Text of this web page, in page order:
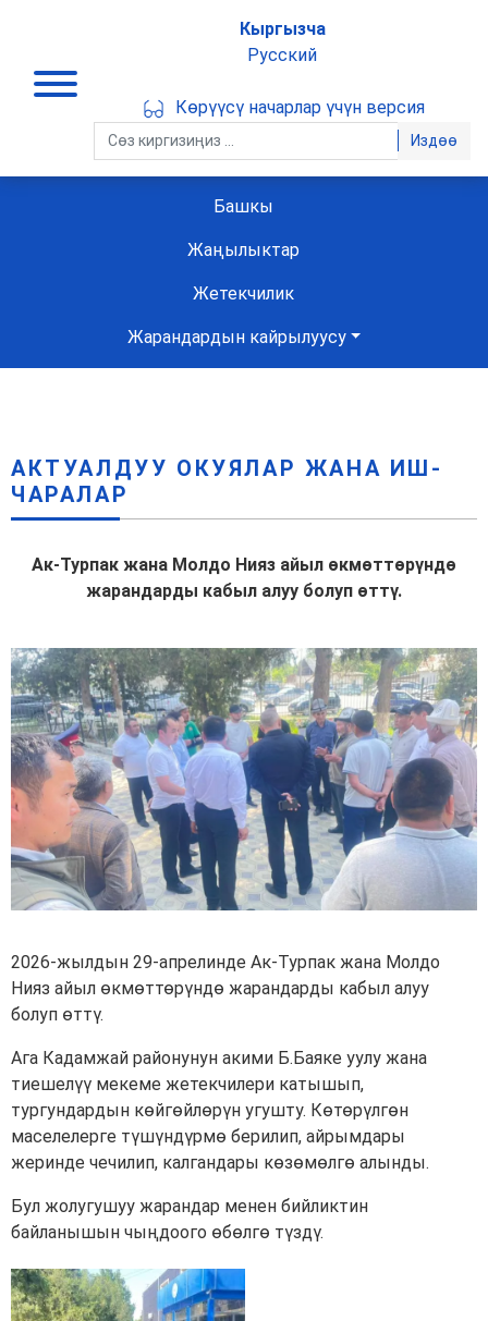
Кыргызча
Русский
Көрүүсү начарлар үчүн версия
Издөө
Башкы
Жаңылыктар
Жетекчилик
Жарандардын кайрылуусу
АКТУАЛДУУ ОКУЯЛАР ЖАНА ИШ-
ЧАРАЛАР
Ак-Турпак жана Молдо Нияз айыл өкмөттөрүндө
жарандарды кабыл алуу болуп өттү.
2026-жылдын 29-апрелинде Ак-Турпак жана Молдо
Нияз айыл өкмөттөрүндө жарандарды кабыл алуу
болуп өттү.
Ага Кадамжай районунун акими Б.Баяке уулу жана
тиешелүү мекеме жетекчилери катышып,
тургундардын көйгөйлөрүн угушту. Көтөрүлгөн
маселелерге түшүндүрмө берилип, айрымдары
жеринде чечилип, калгандары көзөмөлгө алынды.
Бул жолугушуу жарандар менен бийликтин
байланышын чыңдоого өбөлгө түздү.